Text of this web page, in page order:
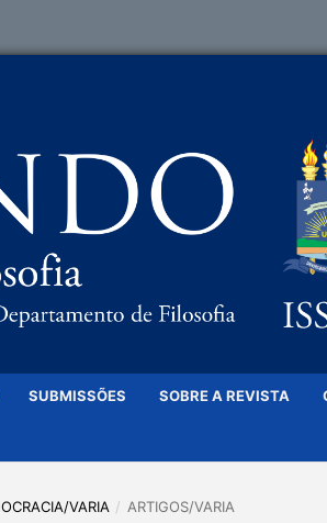
SUBMISSÕES SOBRE A REVISTA
VARIA / ARTIGOS/VARIA